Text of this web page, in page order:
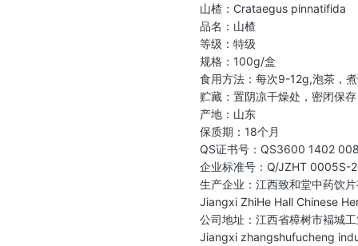
山楂：Crataegus pinnatifida
品名：山楂
等级：特级
规格：100g/盒
食用方法：每次9-12g,泡茶，
贮藏：置阴凉干燥处，密闭保
产地：山东
保质期：18个月
QS证书号：QS3600 1402
企业标准号：Q/JZHT 0005S-
生产企业：江西致和堂中药饮
Jiangxi ZhiHe Hall Chinese
公司地址：江西省樟树市褔城
Jiangxi zhangshufucheng